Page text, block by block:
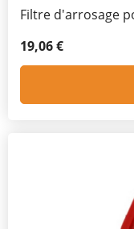
Filtre d'arrosage
19,06 €